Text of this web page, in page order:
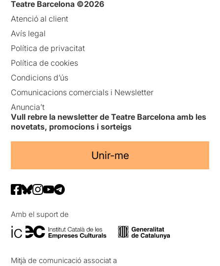
Teatre Barcelona ©2026
Atenció al client
Avís legal
Política de privacitat
Política de cookies
Condicions d’ús
Comunicacions comercials i Newsletter
Anuncia’t
Vull rebre la newsletter de Teatre Barcelona amb les
novetats, promocions i sorteigs
Unir-me
Amb el suport de
Mitjà de comunicació associat a